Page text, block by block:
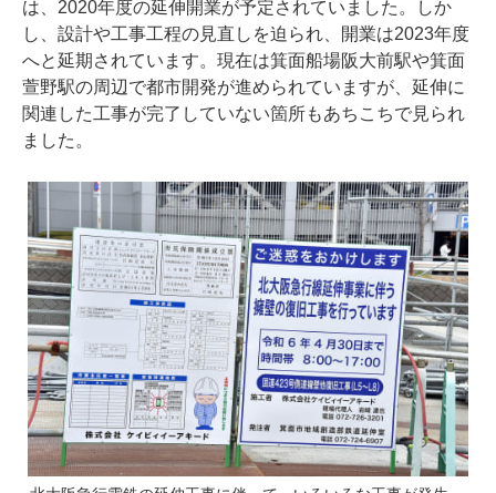
は、2020年度の延伸開業が予定されていました。しか
し、設計や工事工程の見直しを迫られ、開業は2023年度
へと延期されています。現在は箕面船場阪大前駅や箕面
萱野駅の周辺で都市開発が進められていますが、延伸に
関連した工事が完了していない箇所もあちこちで見られ
ました。